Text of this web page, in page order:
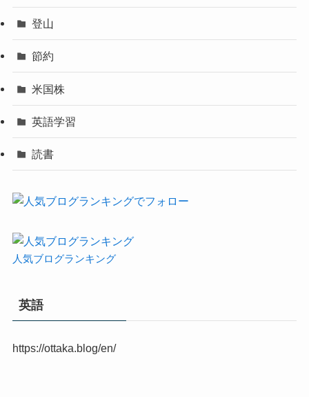
登山
節約
米国株
英語学習
読書
人気ブログランキング
英語
https://ottaka.blog/en/